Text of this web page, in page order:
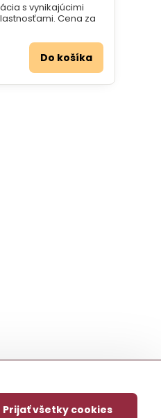
s vynikajúcimi
Cena za
Do košíka
Prijať všetky cookies